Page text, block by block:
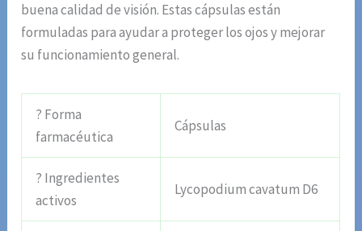
buena calidad de visión. Estas cápsulas están
formuladas para ayudar a proteger los ojos y mejorar
su funcionamiento general.
? Forma
farmacéutica
Cápsulas
? Ingredientes
activos
Lycopodium cavatum D6